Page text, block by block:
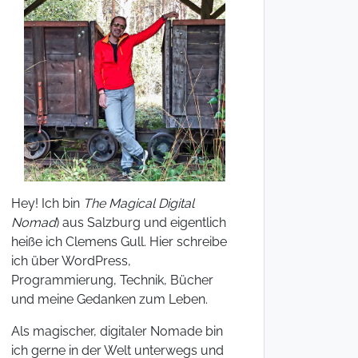
Hey! Ich bin The Magical Digital
Nomad) aus Salzburg und eigentlich
heiße ich Clemens Gull. Hier schreibe
ich über WordPress,
Programmierung, Technik, Bücher
und meine Gedanken zum Leben.
Als magischer, digitaler Nomade bin
ich gerne in der Welt unterwegs und